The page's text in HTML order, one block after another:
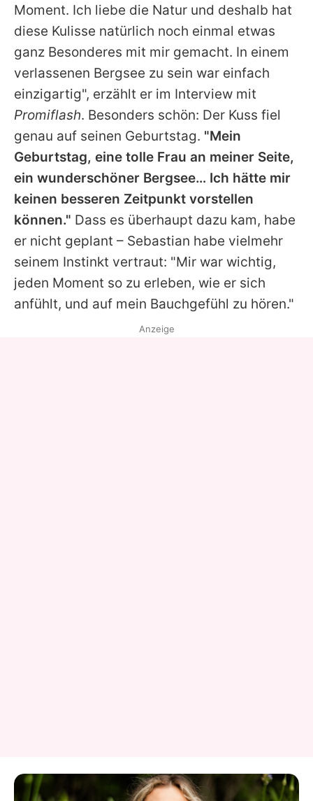
Moment. Ich liebe die Natur und deshalb hat
diese Kulisse natürlich noch einmal etwas
ganz Besonderes mit mir gemacht. In einem
verlassenen Bergsee zu sein war einfach
einzigartig", erzählt er im Interview mit
Promiflash. Besonders schön: Der Kuss fiel
genau auf seinen Geburtstag. "Mein
Geburtstag, eine tolle Frau an meiner Seite,
ein wunderschöner Bergsee… Ich hätte mir
keinen besseren Zeitpunkt vorstellen
können." Dass es überhaupt dazu kam, habe
er nicht geplant – Sebastian habe vielmehr
seinem Instinkt vertraut: "Mir war wichtig,
jeden Moment so zu erleben, wie er sich
anfühlt, und auf mein Bauchgefühl zu hören."
Anzeige